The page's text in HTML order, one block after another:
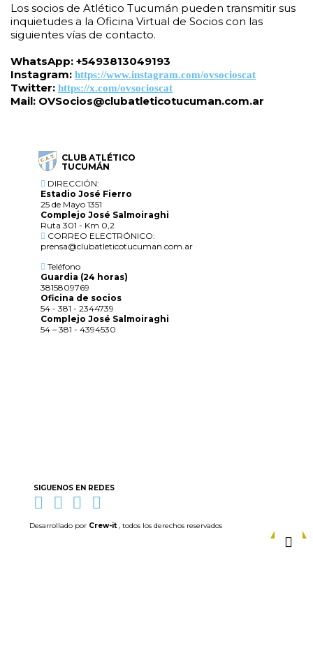
Los socios de Atlético Tucumán pueden transmitir sus
inquietudes a la Oficina Virtual de Socios con las
siguientes vías de contacto.
WhatsApp: +5493813049193
Instagram: https://www.instagram.com/ovsocioscat
Twitter: https://x.com/ovsocioscat
Mail: OVSocios@clubatleticotucuman.com.ar
CLUB ATLÉTICO
TUCUMÁN
DIRECCIÓN:
Estadio José Fierro
25 de Mayo 1351
Complejo José Salmoiraghi
Ruta 301 - Km 0,2
CORREO ELECTRÓNICO:
prensa@clubatleticotucuman.com.ar
Teléfono
Guardia (24 horas)
3815809769
Oficina de socios
54 - 381 - 2344739
Complejo José Salmoiraghi
54 – 381 - 4394530
SIGUENOS EN REDES
Desarrollado por Crew-it , todos los derechos reservados